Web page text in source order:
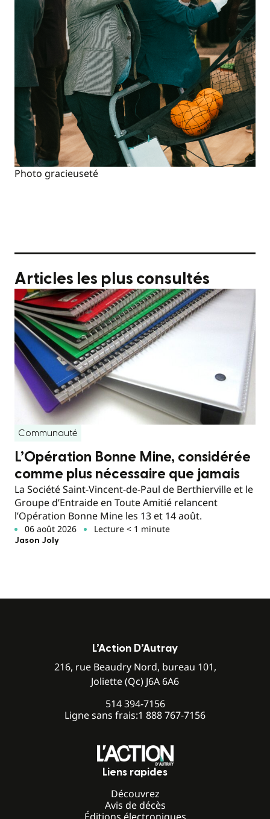
Photo gracieuseté
Articles les plus consultés
Communauté
L’Opération Bonne Mine, considérée
comme plus nécessaire que jamais
La Société Saint-Vincent-de-Paul de Berthierville et le
Groupe d’Entraide en Toute Amitié relancent
l’Opération Bonne Mine les 13 et 14 août.
06 août 2026 Lecture < 1 minute
Jason Joly
L’Action D’Autray
216, rue Beaudry Nord, bureau 101,
Joliette (Qc) J6A 6A6
514 394-7156
Ligne sans frais:1 888 767-7156
Liens rapides
Découvrez
Avis de décès